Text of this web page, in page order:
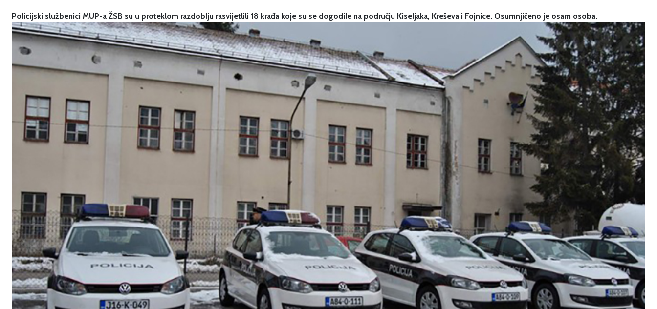
Policijski službenici MUP-a ŽSB su u proteklom razdoblju rasvijetlili 18 krađa koje su se dogodile na području Kiseljaka, Kreševa i Fojnice. Osumnjičeno je osam osoba.